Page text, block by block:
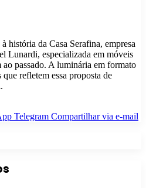
história da Casa Serafina, empresa
Lunardi, especializada em móveis
ao passado. A luminária em formato
refletem essa proposta de
Telegram Compartilhar via e-mail